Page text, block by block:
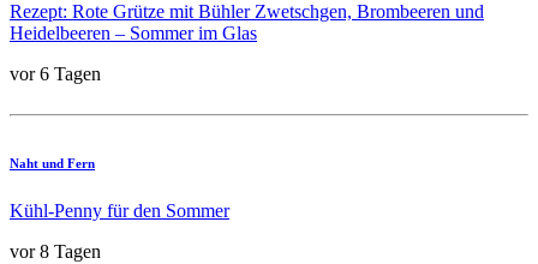
Rezept: Rote Grütze mit Bühler Zwetschgen, Brombeeren und
Heidelbeeren – Sommer im Glas
vor 6 Tagen
Naht und Fern
Kühl-Penny für den Sommer
vor 8 Tagen